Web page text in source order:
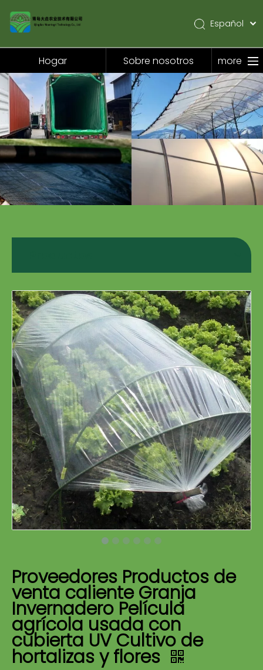
Hogar
Sobre nosotros
Productos
Solicitud
Noticias
Contáctenos
Español
Pусский
Hogar Sobre nosotros more
Proveedores Productos de
venta caliente Granja
Invernadero Película
agrícola usada con
cubierta UV Cultivo de
hortalizas y flores